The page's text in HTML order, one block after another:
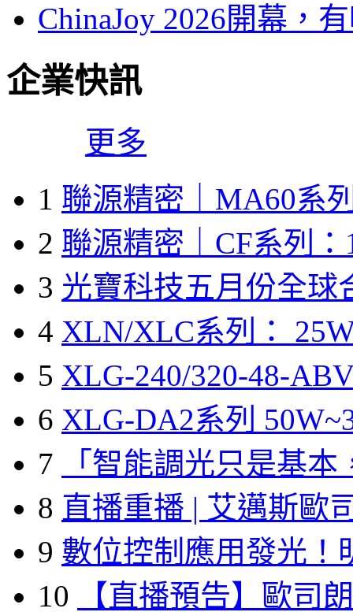
ChinaJoy 2026開幕，
企業快訊
更多
1 聯源精密｜MA60系
2 聯源精密｜CF系列：
3 光寶科技五月份全球
4 XLN/XLC系列：
5 XLG-240/320-48-
6 XLG-DA2系列
7
「智能調光只是基本
8 直播重播 | 艾邁斯歐
9 數位控制應用發光！
10
【直播預告】歐司